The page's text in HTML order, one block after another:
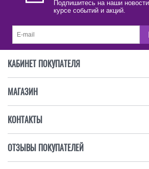
Подпишитесь на наши
курсе событий и акций.
КАБИНЕТ ПОКУПАТЕЛЯ
МАГАЗИН
КОНТАКТЫ
ОТЗЫВЫ ПОКУПАТЕЛЕЙ